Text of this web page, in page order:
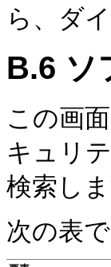
ら、ダ
B.6 ソ
この画
キュリ
検索しま
次の表